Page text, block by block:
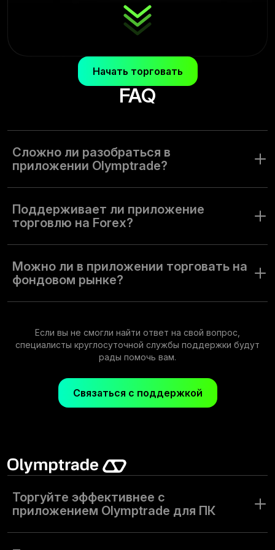
Начать торговать
FAQ
Сложно ли разобраться в
приложении Olymptrade?
возможность использовать разные инструменты
в торговле. Оно подходит для трейдеров любого уровня.
Поддерживает ли приложение
торговлю на Forex?
режимов торговли, а также большой выбор стратегий и
активов подходят для разных стилей и целей торговли.
Можно ли в приложении торговать на
фондовом рынке?
Если вы не смогли найти ответ на свой вопрос,
специалисты круглосуточной службы поддержки будут
рады помочь вам.
Связаться с поддержкой
Торгуйте эффективнее с
приложением Olymptrade для ПК